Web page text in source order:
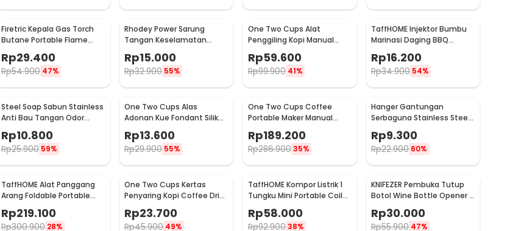
Firetric Kepala Gas Torch
Butane Portable Flame
Gun Adjustable - 807
Rp29.400
Rp54.900 47%
Rhodey Power Sarung
Tangan Keselamatan
Tahan Goresan Pisau -
EN388
Rp15.000
Rp32.900 55%
One Two Cups Alat
Penggiling Kopi Manual
Coffee Grinder Portable -
WFCG9800
Rp59.600
Rp99.900 41%
TaffHOME Injektor Bumbu
Marinasi Daging BBQ
Seasoning Injector - HC117
Rp16.200
Rp34.900 54%
Steel Soap Sabun Stainless
Anti Bau Tangan Odor
Remove - HW071
Rp10.800
Rp25.900 59%
One Two Cups Alas
Adonan Kue Fondant Silikon
Baking Mat Anti Slip -
JJ3873
Rp13.600
Rp29.900 55%
One Two Cups Coffee
Portable Maker Manual
Hand Press Espresso 300ml
- T35066
Rp189.200
Rp286.900 35%
Hanger Gantungan
Serbaguna Stainless Steel
10 PCS - M127105
Rp9.300
Rp22.900 60%
TaffHOME Alat Panggang
Arang Foldable Portable
BBQ Outdoor Grill Stove -
HWSK77
Rp219.100
Rp300.900 28%
One Two Cups Kertas
Penyaring Kopi Coffee Drip
Bag Paper Filter 50PCS -
T111
Rp23.700
Rp45.900 49%
TaffHOME Kompor Listrik 1
Tungku Mini Portable Coil
Hot Plate 500W - C1-1000-
03
Rp58.000
Rp92.900 38%
KNIFEZER Pembuka Tutup
Botol Wine Bottle Opener -
TYK-074B
Rp30.000
Rp55.900 47%